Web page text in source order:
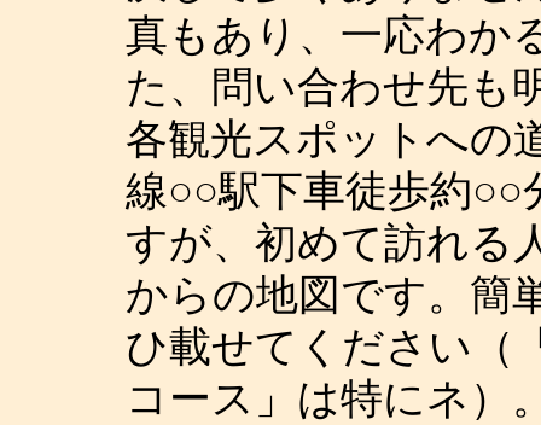
真もあり、一応わか
た、問い合わせ先も
各観光スポットへの
線○○駅下車徒歩約
すが、初めて訪れる
からの地図です。簡
ひ載せてください（
コース」は特にネ）